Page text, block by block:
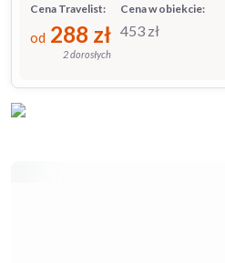
Cena w obiekcie:
453 zł
Cena Travelist:
od 288 zł
2 dorosłych